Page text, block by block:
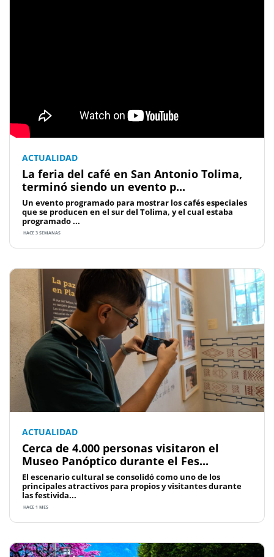
ACTUALIDAD
La feria del café en San Antonio Tolima,
terminó siendo un evento p...
Un evento programado para mostrar los cafés especiales
que se producen en el sur del Tolima, y el cual estaba
programado ...
HACE 3 SEMANAS
ACTUALIDAD
Cerca de 4.000 personas visitaron el
Museo Panóptico durante el Fes...
El escenario cultural se consolidó como uno de los
principales atractivos para propios y visitantes durante
las festivida...
HACE 1 MES